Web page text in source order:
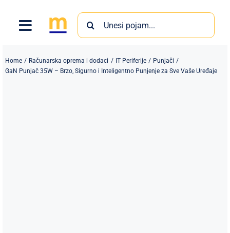
content
Search
for:
Home Računarska oprema i dodaci IT Periferije
Punjači
GaN Punjač 35W – Brzo, Sigurno i Inteligentno Punjenje za Sve Vaše Uređaje